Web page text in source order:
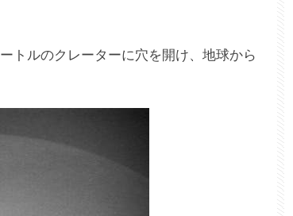
トルのクレーターに穴を開け、地球から